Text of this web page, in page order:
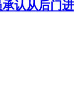
认从后门进